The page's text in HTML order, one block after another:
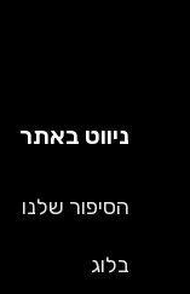
ניווט באתר
הסיפור שלנו
בלוג